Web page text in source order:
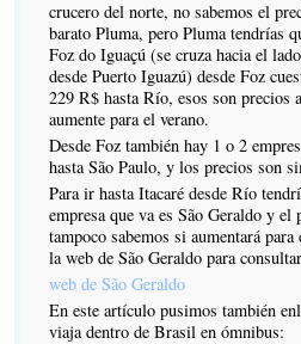
crucero del norte, no sabemos el
barato Pluma, pero Pluma tendrías
Foz do Iguaçú (se cruza hacia el
desde Puerto Iguazú) desde Foz
229 R$ hasta Río, esos son precios
aumente para el verano.
Desde Foz también hay 1 o 2
hasta São Paulo, y los precios son
Para ir hasta Itacaré desde Río
empresa que va es São Geraldo y
tampoco sabemos si aumentará
la web de São Geraldo para
web de São Geraldo
En este artículo pusimos también
viaja dentro de Brasil en ómnibus: